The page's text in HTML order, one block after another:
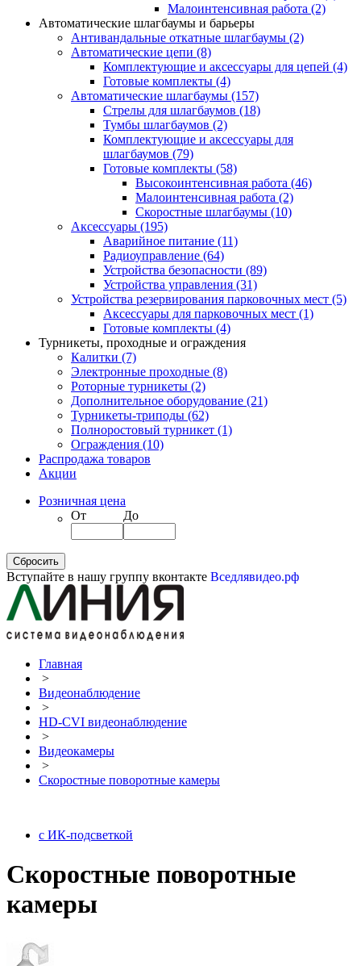
Малоинтенсивная работа (2)
Автоматические шлагбаумы и барьеры
Антивандальные откатные шлагбаумы (2)
Автоматические цепи (8)
Комплектующие и аксессуары для цепей (4)
Готовые комплекты (4)
Автоматические шлагбаумы (157)
Стрелы для шлагбаумов (18)
Тумбы шлагбаумов (2)
Комплектующие и аксессуары для
шлагбаумов (79)
Готовые комплекты (58)
Высокоинтенсивная работа (46)
Малоинтенсивная работа (2)
Скоростные шлагбаумы (10)
Аксессуары (195)
Аварийное питание (11)
Радиоуправление (64)
Устройства безопасности (89)
Устройства управления (31)
Устройства резервирования парковочных мест (5)
Аксессуары для парковочных мест (1)
Готовые комплекты (4)
Турникеты, проходные и ограждения
Калитки (7)
Электронные проходные (8)
Роторные турникеты (2)
Дополнительное оборудование (21)
Турникеты-триподы (62)
Полноростовый турникет (1)
Ограждения (10)
Распродажа товаров
Акции
Розничная цена
От
До
Вступайте в нашу группу вконтакте Вседлявидео.рф
Главная
>
Видеонаблюдение
>
HD-CVI видеонаблюдение
>
Видеокамеры
>
Скоростные поворотные камеры
с ИК-подсветкой
Скоростные поворотные
камеры